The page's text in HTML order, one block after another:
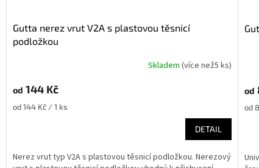
Gutta nerez vrut V2A s plastovou těsnicí
podložkou
Skladem (více než5 ks)
od 144 Kč
Měrná
od 144 Kč / 1 ks
DETAIL
Nerez vrut typ V2A s plastovou těsnicí podložkou. Nerezový
od
od